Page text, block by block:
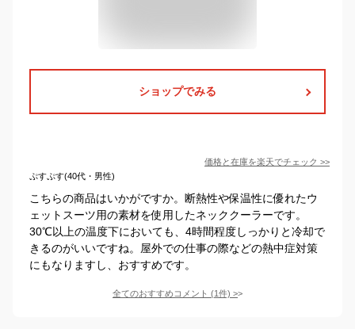
ショップでみる
価格と在庫を楽天でチェック >>
ぷすぷす(40代・男性)
こちらの商品はいかがですか。断熱性や保温性に優れたウ
ェットスーツ用の素材を使用したネッククーラーです。
30℃以上の温度下においても、4時間程度しっかりと冷却で
きるのがいいですね。屋外での仕事の際などの熱中症対策
にもなりますし、おすすめです。
全てのおすすめコメント (1件) >